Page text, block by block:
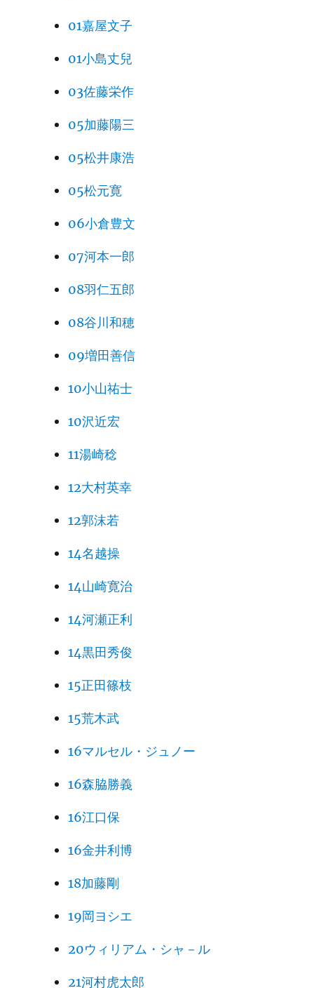
01嘉屋文子
01小島丈兒
03佐藤栄作
05加藤陽三
05松井康浩
05松元寛
06小倉豊文
07河本一郎
08羽仁五郎
08谷川和穂
09増田善信
10小山祐士
10沢近宏
11湯崎稔
12大村英幸
12郭沫若
14名越操
14山崎寛治
14河瀬正利
14黒田秀俊
15正田篠枝
15荒木武
16マルセル・ジュノー
16森脇勝義
16江口保
16金井利博
18加藤剛
19岡ヨシエ
20ウィリアム・シャ－ル
21河村虎太郎